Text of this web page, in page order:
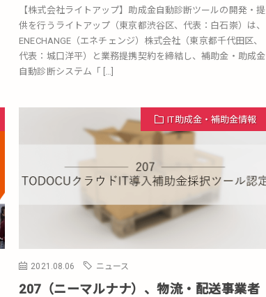
【株式会社ライトアップ】助成金自動診断ツールの開発・提
供を行うライトアップ（東京都渋谷区、代表：白石崇）は、
ENECHANGE（エネチェンジ）株式会社（東京都千代田区、
代表：城口洋平）と業務提携契約を締結し、補助金・助成金
自動診断システム「 […]
IT助成金・補助金情報
2021.08.06 ニュース
207（ニーマルナナ）、物流・配送事業者